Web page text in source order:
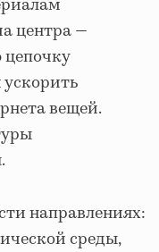
центра —
вещей.
направлениях:
среды,